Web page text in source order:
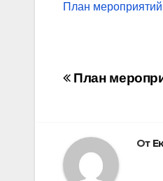
План
записям
План
От